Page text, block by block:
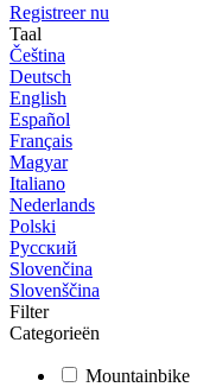
Registreer nu
Taal
Čeština
Deutsch
English
Español
Français
Magyar
Italiano
Nederlands
Polski
Русский
Slovenčina
Slovenščina
Filter
Categorieën
Mountainbike